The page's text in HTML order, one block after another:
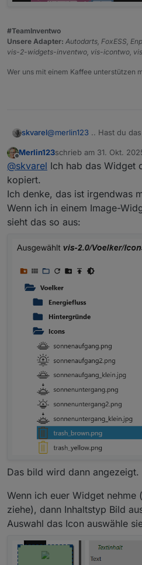
#TeamInventwo
Unsere Adapter: Autodarts, FoxESS,
vis-2-widgets-inventwo, vis-icontwo,
Wer uns mit einem Kaffee unterstützen
skvarel@merlin123 .. Hast du
egal, weil das Icon aus
Diesen Datenpunkt als
passen.
Offline
Merlin123schrieb am 31. Okt.
zuletzt editiert von
@skvarel Ich hab das Widget
kopiert.
Ich denke, das ist irgendwas
Wenn ich in einem Image-
sieht das so aus:
Das bild wird dann angezeigt.
Wenn ich euer Widget nehme
ziehe), dann Inhaltstyp Bild
Auswahl das Icon auswähle